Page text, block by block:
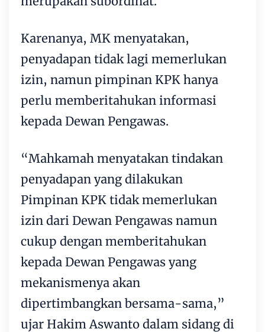
Karenanya, MK menyatakan,
penyadapan tidak lagi memerlukan
izin, namun pimpinan KPK hanya
perlu memberitahukan informasi
kepada Dewan Pengawas.
“Mahkamah menyatakan tindakan
penyadapan yang dilakukan
Pimpinan KPK tidak memerlukan
izin dari Dewan Pengawas namun
cukup dengan memberitahukan
kepada Dewan Pengawas yang
mekanismenya akan
dipertimbangkan bersama-sama,”
ujar Hakim Aswanto dalam sidang di